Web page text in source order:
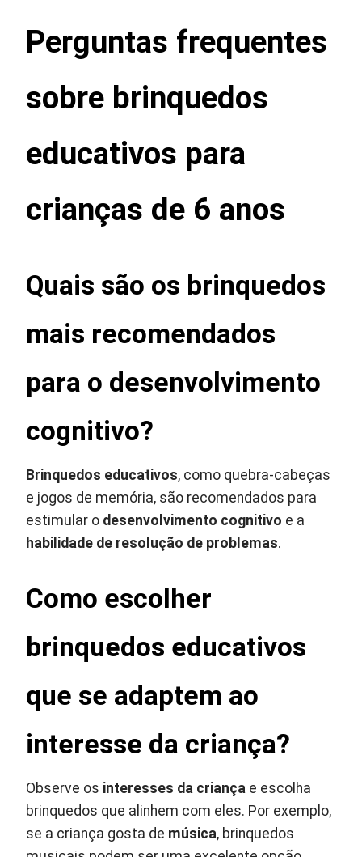
Perguntas frequentes
sobre brinquedos
educativos para
crianças de 6 anos
Quais são os brinquedos
mais recomendados
para o desenvolvimento
cognitivo?
Brinquedos educativos, como quebra-cabeças
e jogos de memória, são recomendados para
estimular o desenvolvimento cognitivo e a
habilidade de resolução de problemas.
Como escolher
brinquedos educativos
que se adaptem ao
interesse da criança?
Observe os interesses da criança e escolha
brinquedos que alinhem com eles. Por exemplo,
se a criança gosta de música, brinquedos